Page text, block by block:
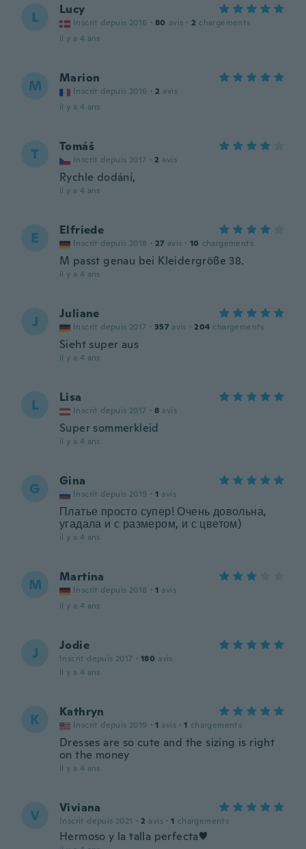
L Lucy
Inscrit depuis 2016 · 80 avis · 2 chargements
il y a 4 ans
M Marion
Inscrit depuis 2016 · 2 avis
il y a 4 ans
T Tomáš
Inscrit depuis 2017 · 2 avis
Rychle dodání,
il y a 4 ans
E Elfriede
Inscrit depuis 2018 · 27 avis · 10 chargements
M passt genau bei Kleidergröße 38.
il y a 4 ans
J Juliane
Inscrit depuis 2017 · 357 avis · 204 chargements
Sieht super aus
il y a 4 ans
L Lisa
Inscrit depuis 2017 · 8 avis
Super sommerkleid
il y a 4 ans
G Gina
Inscrit depuis 2019 · 1 avis
Платье просто супер! Очень довольна,
угадала и с размером, и с цветом)
il y a 4 ans
M Martina
Inscrit depuis 2018 · 1 avis
il y a 4 ans
J Jodie
Inscrit depuis 2017 · 180 avis
il y a 4 ans
K Kathryn
Inscrit depuis 2019 · 1 avis · 1 chargements
Dresses are so cute and the sizing is right
on the money
il y a 4 ans
V Viviana
Inscrit depuis 2021 · 2 avis · 1 chargements
Hermoso y la talla perfecta♥️